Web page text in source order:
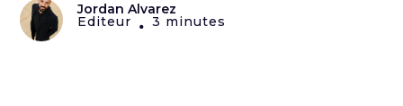
Jordan Alvarez
Editeur • 3 minutes